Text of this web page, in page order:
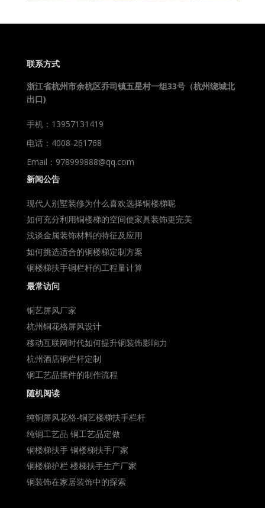
联系方式
浙江省杭州市余杭区乔司镇五星村一组33号（杭州绕城北
出口)
手机：13957131419
电话：4008-261768
Email：978999888@qq.com
新闻公告
现代人别墅装修为什么喜欢选择铜楼梯呢
如何充分利用铜楼梯的空间使家具装饰更完美
浅谈金属装饰材料的特征及应用
如何挑选适合的铜楼梯定制方案
铜楼梯扶手铜栏杆的工程量计算
最常访问
铜艺屏风厂家
杭州铜花格屏风设计
移动互联网时代如何提升铜装饰影响力
杭州酒店铜栏杆定制
铜工艺品摆件的制作流程
随机阅读
纯铜屏风花格-铜艺楼梯扶手栏杆
纯铜工艺品 铜工艺品定做
铜楼梯扶手 铜楼梯扶手厂家
铜楼梯护栏 楼梯扶手生产厂家
铜装饰在家居装饰中的探索